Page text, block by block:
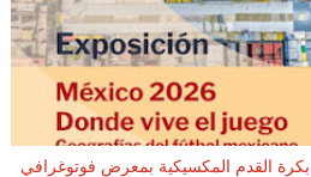
بكرة القدم المكسيكية بمعرض فوتوغرافي